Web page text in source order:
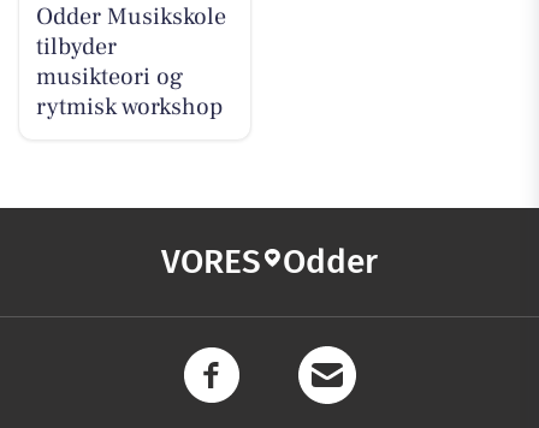
Odder Musikskole
tilbyder
musikteori og
rytmisk workshop
VORES Odder